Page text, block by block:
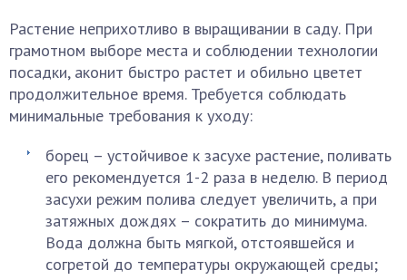
Растение неприхотливо в выращивании в саду. При
грамотном выборе места и соблюдении технологии
посадки, аконит быстро растет и обильно цветет
продолжительное время. Требуется соблюдать
минимальные требования к уходу:
борец – устойчивое к засухе растение, поливать
его рекомендуется 1-2 раза в неделю. В период
засухи режим полива следует увеличить, а при
затяжных дождях – сократить до минимума.
Вода должна быть мягкой, отстоявшейся и
согретой до температуры окружающей среды;